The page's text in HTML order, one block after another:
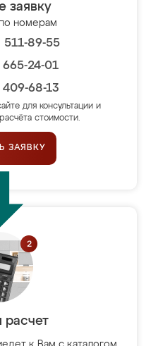
заявку
номерам
89-55
24-01
68-13
для консультации и
стоимости.
ЗАЯВКУ
расчет